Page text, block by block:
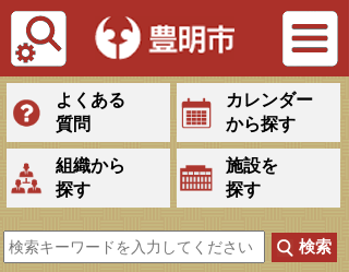
Tiếng Việt
よくある
質問
カレンダー
から探す
組織から
探す
施設を
探す